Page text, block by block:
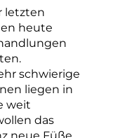
letzten
heute
schwierige
liegen in
weit
das